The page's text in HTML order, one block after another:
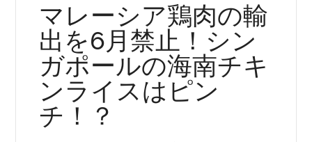
マレーシア鶏肉の輸
出を6月禁止！シン
ガポールの海南チキ
ンライスはピン
チ！？